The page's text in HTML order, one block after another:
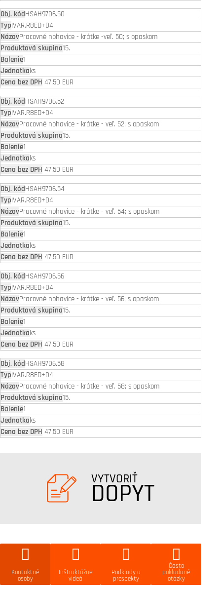
HSAH9706.50
IVAR.R8ED+04
Pracovné nohavice - krátke -veľ. 50; s opaskom
15.
1
ks
47,50 EUR
HSAH9706.52
IVAR.R8ED+04
Pracovné nohavice - krátke - veľ. 52; s opaskom
15.
1
ks
47,50 EUR
HSAH9706.54
IVAR.R8ED+04
Pracovné nohavice - krátke - veľ. 54; s opaskom
15.
1
ks
47,50 EUR
HSAH9706.56
IVAR.R8ED+04
Pracovné nohavice - krátke - veľ. 56; s opaskom
15.
1
ks
47,50 EUR
HSAH9706.58
IVAR.R8ED+04
Pracovné nohavice - krátke - veľ. 58; s opaskom
15.
1
ks
47,50 EUR
VYTVORIŤ
DOPYT
Kontaktné
osoby
Inštruktážne
videá
Podklady a
prospekty
Často
pokladané
otázky